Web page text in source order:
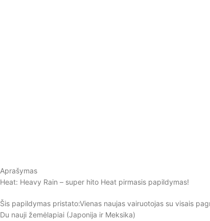
Aprašymas
Heat: Heavy Rain – super hito Heat pirmasis papildymas!
Šis papildymas pristato:Vienas naujas vairuotojas su visais
Du nauji žemėlapiai (Japonija ir Meksika)